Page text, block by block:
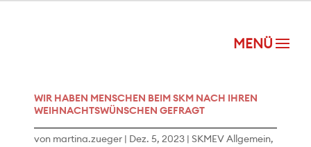
WIR HABEN MENSCHEN BEIM SKM NACH IHREN
WEIHNACHTSWÜNSCHEN GEFRAGT
von martina.zueger Dez. 5, 2023 |SKMEV Allgemein,